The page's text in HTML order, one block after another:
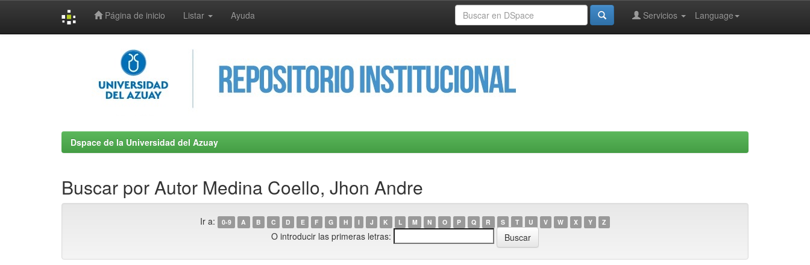
Página de inicio Listar Ayuda Language
Servicios
Dspace de la Universidad del Azuay
Buscar por Autor Medina Coello, Jhon Andre
Ir a: 0-9 A B C D E F G H I J K L M N O P Q R S T U V W X Y Z
O introducir las primeras letras: